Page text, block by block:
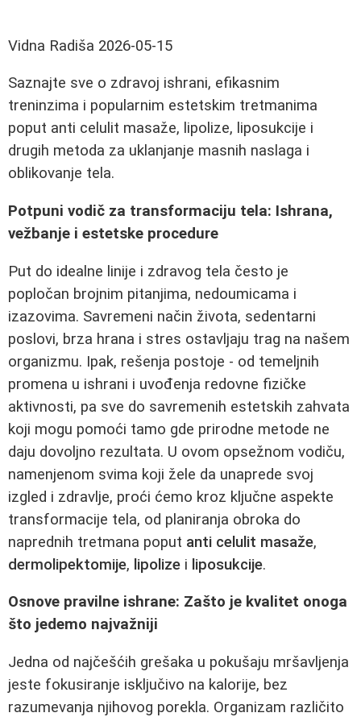
Vidna Radiša 2026-05-15
Saznajte sve o zdravoj ishrani, efikasnim
treninzima i popularnim estetskim tretmanima
poput anti celulit masaže, lipolize, liposukcije i
drugih metoda za uklanjanje masnih naslaga i
oblikovanje tela.
Potpuni vodič za transformaciju tela: Ishrana,
vežbanje i estetske procedure
Put do idealne linije i zdravog tela često je
popločan brojnim pitanjima, nedoumicama i
izazovima. Savremeni način života, sedentarni
poslovi, brza hrana i stres ostavljaju trag na našem
organizmu. Ipak, rešenja postoje - od temeljnih
promena u ishrani i uvođenja redovne fizičke
aktivnosti, pa sve do savremenih estetskih zahvata
koji mogu pomoći tamo gde prirodne metode ne
daju dovoljno rezultata. U ovom opsežnom vodiču,
namenjenom svima koji žele da unaprede svoj
izgled i zdravlje, proći ćemo kroz ključne aspekte
transformacije tela, od planiranja obroka do
naprednih tretmana poput anti celulit masaže,
dermolipektomije, lipolize i liposukcije.
Osnove pravilne ishrane: Zašto je kvalitet onoga
što jedemo najvažniji
Jedna od najčešćih grešaka u pokušaju mršavljenja
jeste fokusiranje isključivo na kalorije, bez
razumevanja njihovog porekla. Organizam različito